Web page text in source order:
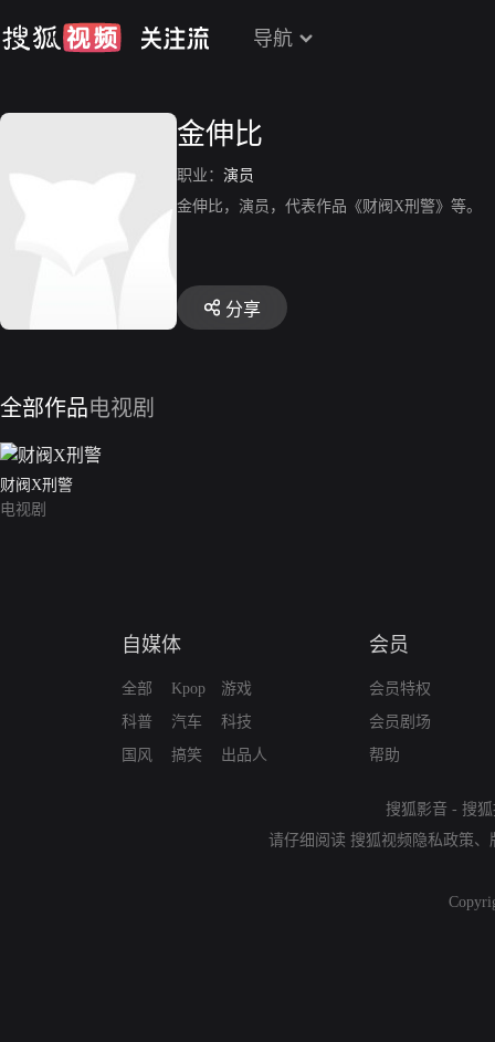
导航
金伸比
职业： 演员
金伸比，演员，代表作品《财阀X刑警》等。
分享
全部作品电视剧
财阀X刑警
电视剧
自媒体
全部
科普
国风
Kpop
汽车
搞笑
游戏
科技
出品人
会员
会员特权
会员剧场
帮助
搜狐影音 - 搜
请仔细阅读 搜狐视频隐私政策、